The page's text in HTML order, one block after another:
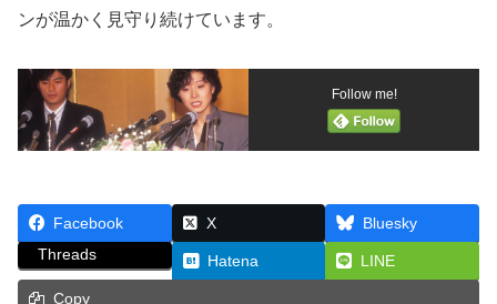
ンが温かく見守り続けています。
Follow me!
Facebook X
Bluesky
Threads
Hatena LINE
Copy